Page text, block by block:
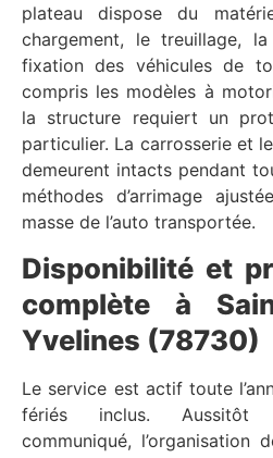
plateau dispose du
chargement, le treuillage,
fixation des véhicules de
compris les modèles à
la structure requiert un
particulier. La carrosserie et
demeurent intacts pendant
méthodes d’arrimage
masse de l’auto transportée.
Disponibilité et
complète à
Yvelines (78730)
Le service est actif toute
fériés inclus. Aussitôt
communiqué, l’organisation